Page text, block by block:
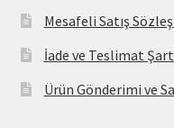
Mesafeli Satış
İade ve Teslimat
Ürün Gönderimi ve